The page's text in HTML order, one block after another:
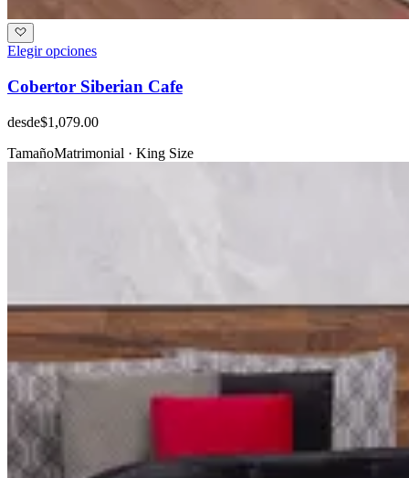
Elegir opciones
Cobertor Siberian Cafe
desde$1,079.00
TamañoMatrimonial · King Size